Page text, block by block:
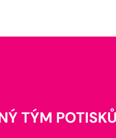
TÝM POTISKŮ